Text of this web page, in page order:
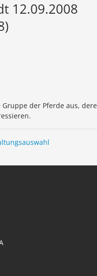
12.09.2008
der Pferde aus,